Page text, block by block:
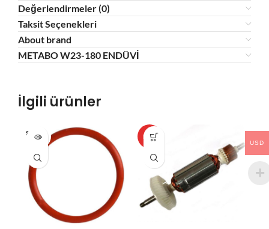
Değerlendirmeler (0)
Taksit Seçenekleri
About brand
METABO W23-180 ENDÜVİ
İlgili ürünler
SOLD O
UT
HOT
USD